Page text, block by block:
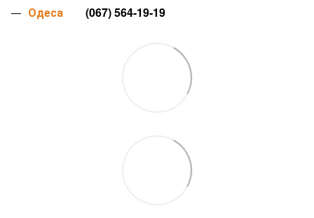
Одеса (067) 564-19-19